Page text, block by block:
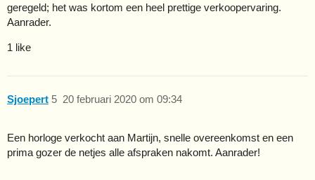
geregeld; het was kortom een heel prettige verkoopervaring.
Aanrader.
1 like
Sjoepert 20 februari 2020 om 09:34
5
Een horloge verkocht aan Martijn, snelle overeenkomst en een
prima gozer de netjes alle afspraken nakomt. Aanrader!